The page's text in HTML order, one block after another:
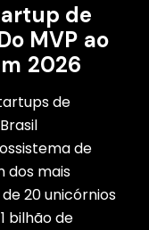
de
MVP ao
2026
de
de
dos mais
20 unicórnios
bilhão de